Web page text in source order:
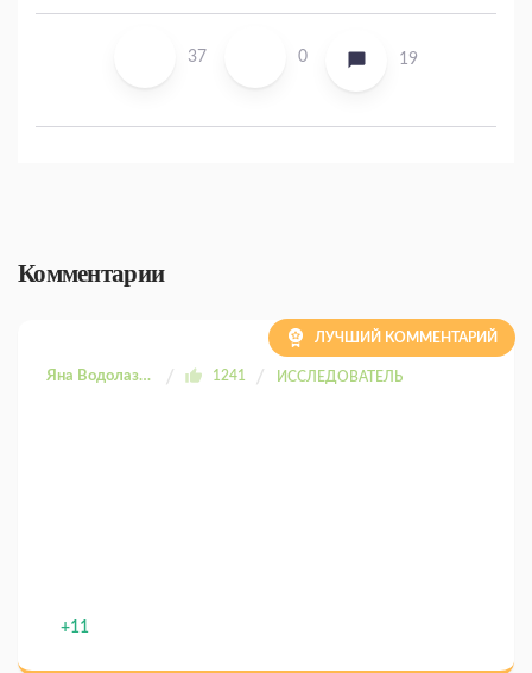
37 0 19
Комментарии
Яна Водолазова 1241 ИССЛЕДОВАТЕЛЬ
ЛУЧШИЙ КОММЕНТАРИЙ
+11